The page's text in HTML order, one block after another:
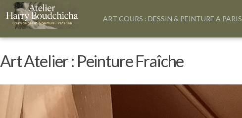
ART COURS : DESSIN & PEINTURE A PARIS
Art Atelier : Peinture Fraîche